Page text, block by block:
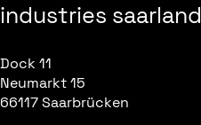
industries saarland
Dock 11
Neumarkt 15
66117 Saarbrücken